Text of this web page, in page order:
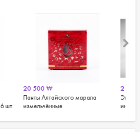
марала
Энергетический батончик
инжир с имбирём